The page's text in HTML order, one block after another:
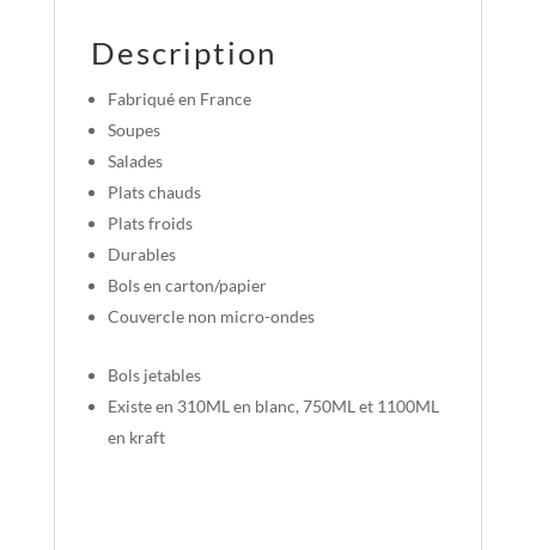
Description
Fabriqué en France
Soupes
Salades
Plats chauds
Plats froids
Durables
Bols en carton/papier
Couvercle non micro-ondes
Bols jetables
Existe en 310ML en blanc, 750ML et 1100ML
en kraft